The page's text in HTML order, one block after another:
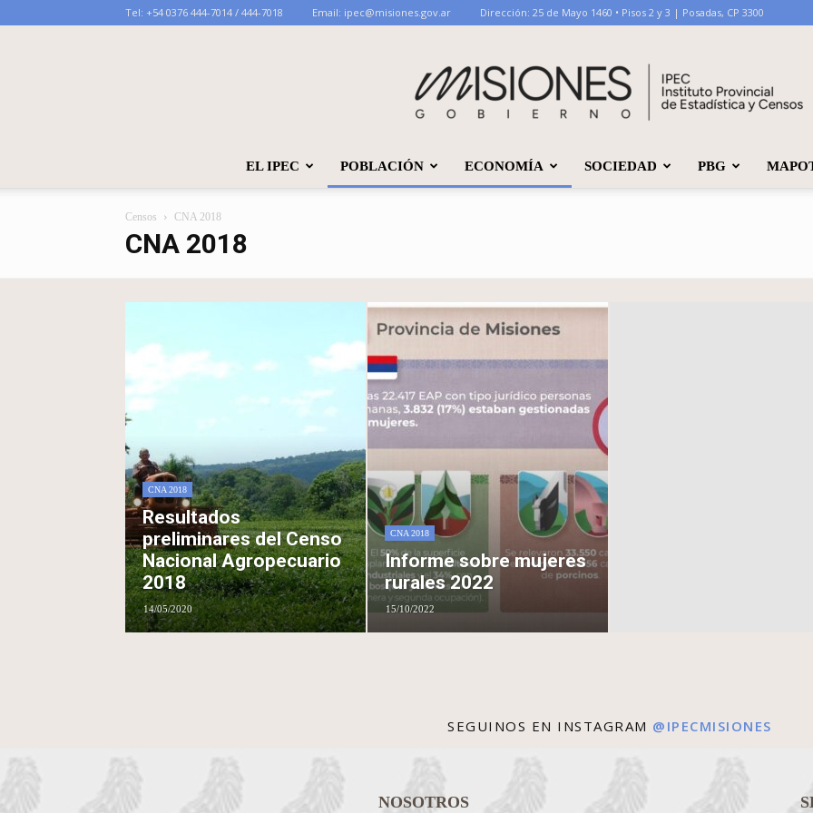
Tel: +54 0376 444-7014 / 444-7018 Email: ipec@misiones.gov.ar Dirección: 25 de Mayo 1460 • Pisos 2 y 3 | Posadas, CP 3300
EL IPEC POBLACIÓN ECONOMÍA SOCIEDAD PBG
Censos CNA 2018
CNA 2018
CNA 2018
Resultados
preliminares del Censo
Nacional Agropecuario
2018
14/05/2020
CNA 2018
Informe sobre mujeres
rurales 2022
15/10/2022
SEGUINOS EN INSTAGRAM @IPECMISIONES
NOSOTROS